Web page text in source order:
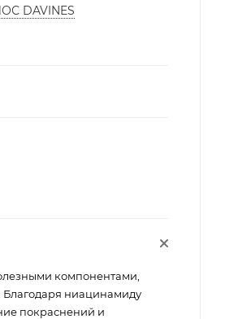
DAVINES
компонентами,
Благодаря ниацинамиду
покраснений и